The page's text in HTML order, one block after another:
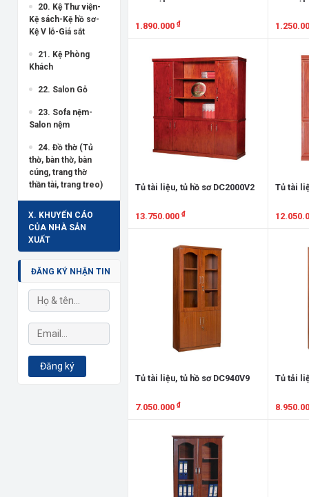
20. Kệ Thư viện-
Kệ sách-Kệ hồ sơ-
Kệ V lỗ-Giá sắt
21. Kệ Phòng
Khách
22. Salon Gỗ
23. Sofa nệm-
Salon nệm
24. Đồ thờ (Tủ
thờ, bàn thờ, bàn
cúng, trang thờ
thần tài, trang treo)
X. KHUYẾN CÁO
CỦA NHÀ SẢN
XUẤT
ĐĂNG KÝ NHẬN TIN
Đăng ký
1.890.000 ₫
Tủ tài liệu, tủ hồ sơ DC2000V2
13.750.000 ₫
Tủ tài
Tủ tài liệu, tủ hồ sơ DC940V9
7.050.000 ₫
Tủ tải